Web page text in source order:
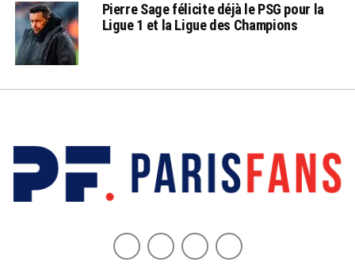
Pierre Sage félicite déjà le PSG pour la
Ligue 1 et la Ligue des Champions